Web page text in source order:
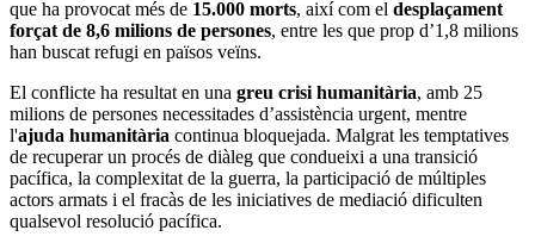
que ha provocat més de 15.000 morts, així com el desplaçament
forçat de 8,6 milions de persones, entre les que prop d’1,8 milions
han buscat refugi en països veïns.
El conflicte ha resultat en una greu crisi humanitària, amb 25
milions de persones necessitades d’assistència urgent, mentre
l'ajuda humanitària continua bloquejada. Malgrat les temptatives
de recuperar un procés de diàleg que condueixi a una transició
pacífica, la complexitat de la guerra, la participació de múltiples
actors armats i el fracàs de les iniciatives de mediació dificulten
qualsevol resolució pacífica.